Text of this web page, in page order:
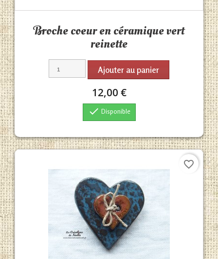
Broche coeur en céramique vert
reinette
Ajouter au panier
12,00 €
 Disponible
favorite_border